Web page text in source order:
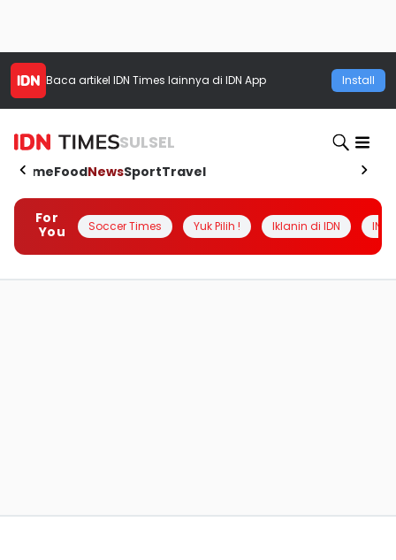
Baca artikel IDN Times lainnya di IDN App Install
SULSEL
HomeFoodNewsSportTravel
For
You
Soccer Times Yuk Pilih ! Iklanin di IDN